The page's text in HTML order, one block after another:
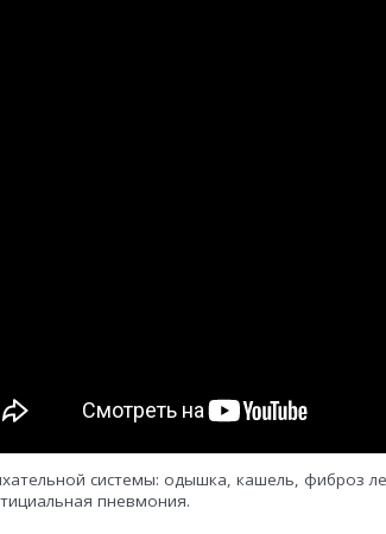
системы: одышка, кашель, фиброз
пневмония.